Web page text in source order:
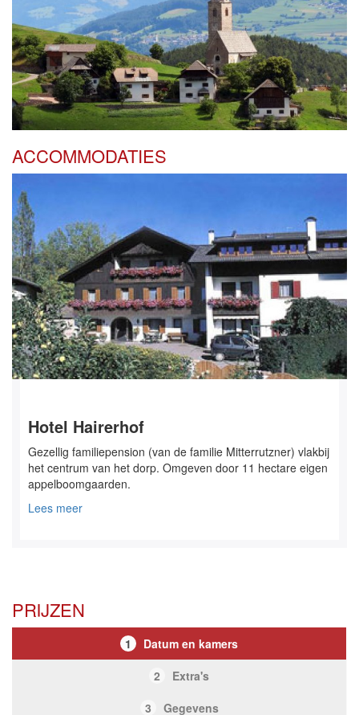
ACCOMMODATIES
Hotel Hairerhof
Gezellig familiepension (van de familie Mitterrutzner) vlakbij
het centrum van het dorp. Omgeven door 11 hectare eigen
appelboomgaarden.
Lees meer
PRIJZEN
1
Datum en kamers
2
Extra's
3
Gegevens